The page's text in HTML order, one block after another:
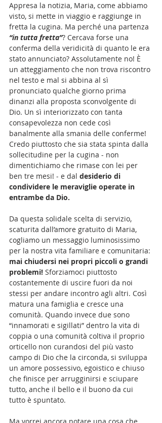
Appresa la notizia, Maria, come abbiamo
visto, si mette in viaggio e raggiunge in
fretta la cugina. Ma perché una partenza
“in tutta fretta”? Cercava forse una
conferma della veridicità di quanto le era
stato annunciato? Assolutamente no! È
un atteggiamento che non trova riscontro
nel testo e mal si abbina al sì
pronunciato qualche giorno prima
dinanzi alla proposta sconvolgente di
Dio. Un sì interiorizzato con tanta
consapevolezza non cede così
banalmente alla smania delle conferme!
Credo piuttosto che sia stata spinta dalla
sollecitudine per la cugina - non
dimentichiamo che rimase con lei per
ben tre mesi! - e dal desiderio di
condividere le meraviglie operate in
entrambe da Dio.
Da questa solidale scelta di servizio,
scaturita dall’amore gratuito di Maria,
cogliamo un messaggio luminosissimo
per la nostra vita familiare e comunitaria:
mai chiudersi nei propri piccoli o grandi
problemi! Sforziamoci piuttosto
costantemente di uscire fuori da noi
stessi per andare incontro agli altri. Così
matura una famiglia e cresce una
comunità. Quando invece due sono
“innamorati e sigillati” dentro la vita di
coppia o una comunità coltiva il proprio
orticello non curandosi del più vasto
campo di Dio che la circonda, si sviluppa
un amore possessivo, egoistico e chiuso
che finisce per arrugginirsi e sciupare
tutto, anche il bello e il buono da cui
tutto è spuntato.